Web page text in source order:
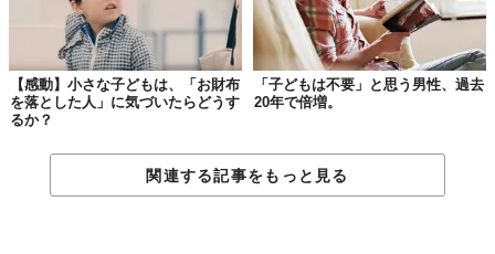
【感動】小さな子どもは、「お財布
を落とした人」に気づいたらどうす
るか？
「子どもは不要」と思う男性、過去
20年で倍増。
関連する記事をもっと見る